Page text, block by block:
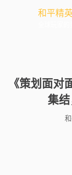
和平精英
《策划面对
集